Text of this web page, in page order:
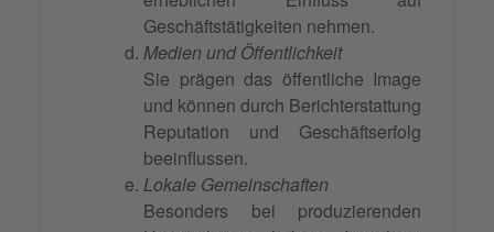
Geschäftstätigkeiten nehmen.
Medien und Öffentlichkeit
Sie prägen das öffentliche Image
und können durch Berichterstattung
Reputation und Geschäftserfolg
beeinflussen.
Lokale Gemeinschaften
Besonders bei produzierenden